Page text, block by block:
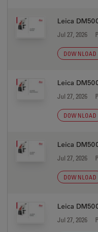
Leica
Jul 27, 2026
DOWNLOAD
Leica
Jul 27, 2026
DOWNLOAD
Leica
Jul 27, 2026
DOWNLOAD
Leica
Jul 27, 2026